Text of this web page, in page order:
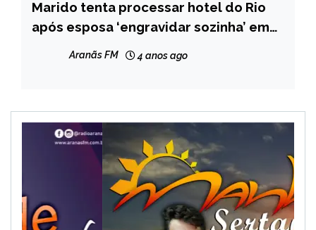
BRASIL
Marido tenta processar hotel do Rio
após esposa ‘engravidar sozinha’ em
Aranãs FM 4 anos ago